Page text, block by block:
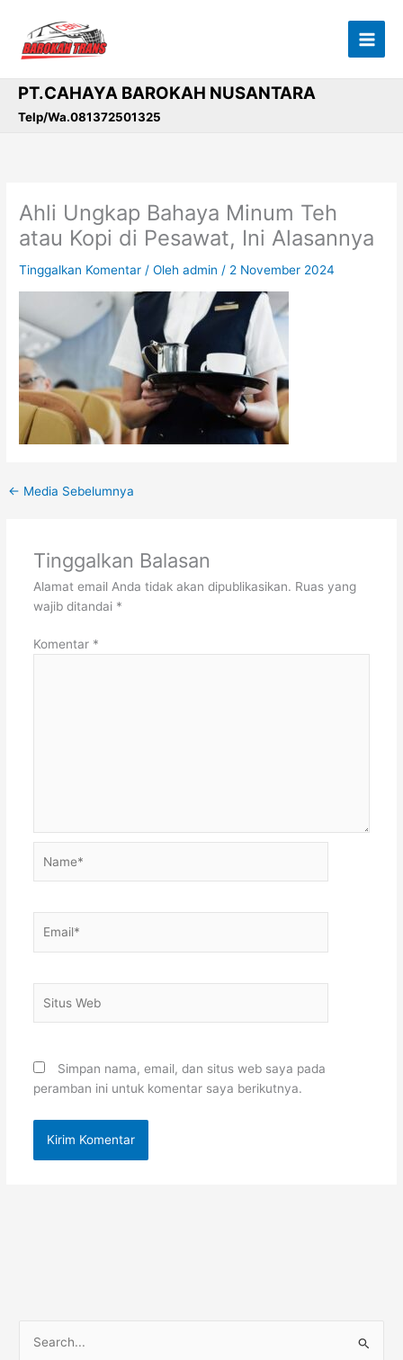
konten
PT.CAHAYA BAROKAH NUSANTARA
Telp/Wa.081372501325
Ahli Ungkap Bahaya Minum Teh
atau Kopi di Pesawat, Ini Alasannya
Tinggalkan Komentar / Olehadmin / 2 November 2024
← Media Sebelumnya
Tinggalkan Balasan
Alamat email Anda tidak akan dipublikasikan. Ruas yang
wajib ditandai *
Komentar *
Web
Simpan nama, email, dan situs web saya pada
peramban ini untuk komentar saya berikutnya.